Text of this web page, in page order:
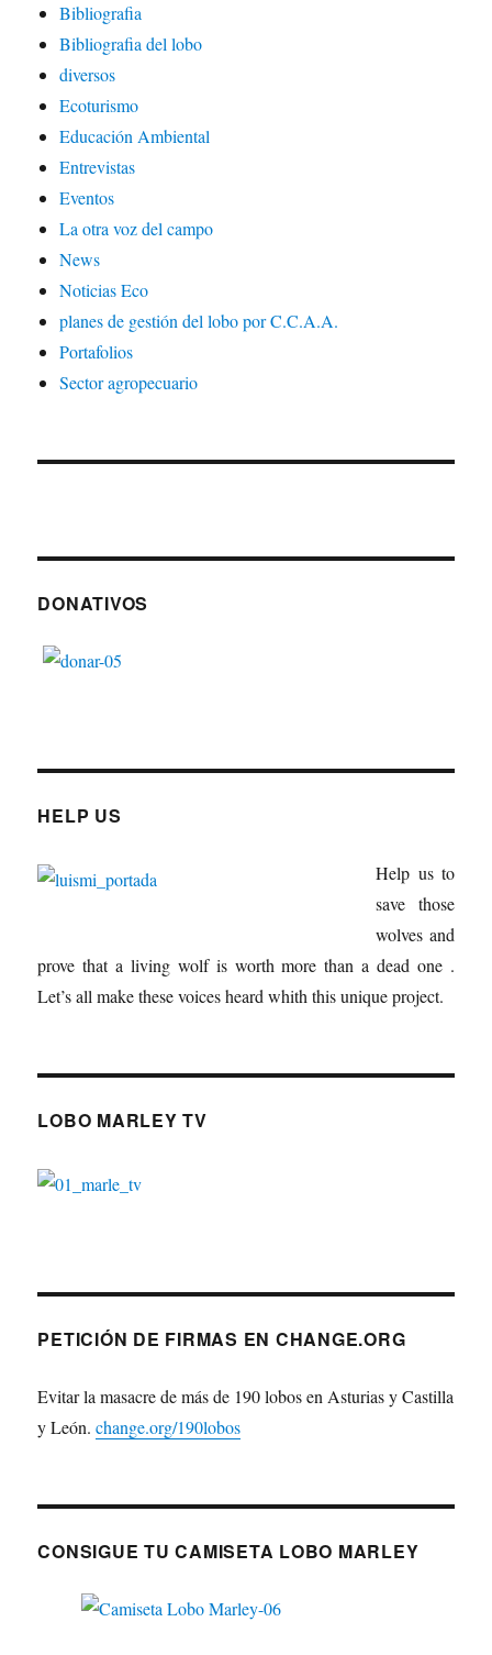
Bibliografia
Bibliografia del lobo
diversos
Ecoturismo
Educación Ambiental
Entrevistas
Eventos
La otra voz del campo
News
Noticias Eco
planes de gestión del lobo por C.C.A.A.
Portafolios
Sector agropecuario
DONATIVOS
HELP US
Help us to
save those
wolves and
prove that a living wolf is worth more than a dead one .
Let’s all make these voices heard whith this unique project.
LOBO MARLEY TV
PETICIÓN DE FIRMAS EN CHANGE.ORG
Evitar la masacre de más de 190 lobos en Asturias y Castilla
y León.change.org/190lobos
CONSIGUE TU CAMISETA LOBO MARLEY